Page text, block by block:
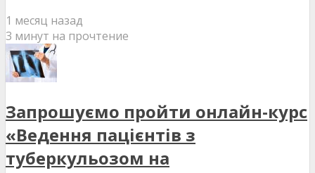
1 месяц назад
3 минут на прочтение
Запрошуємо пройти онлайн-курс
«Ведення пацієнтів з
туберкульозом на